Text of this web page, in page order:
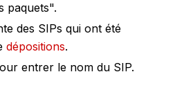
paquets".
des SIPs qui ont été
dépositions.
entrer le nom du SIP.